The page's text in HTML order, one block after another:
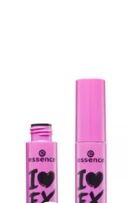
روی
در این